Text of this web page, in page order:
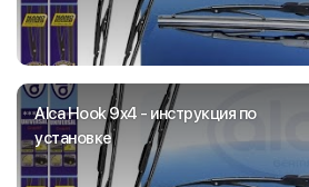
Alca Hook 9x4 - инструкция по
установке